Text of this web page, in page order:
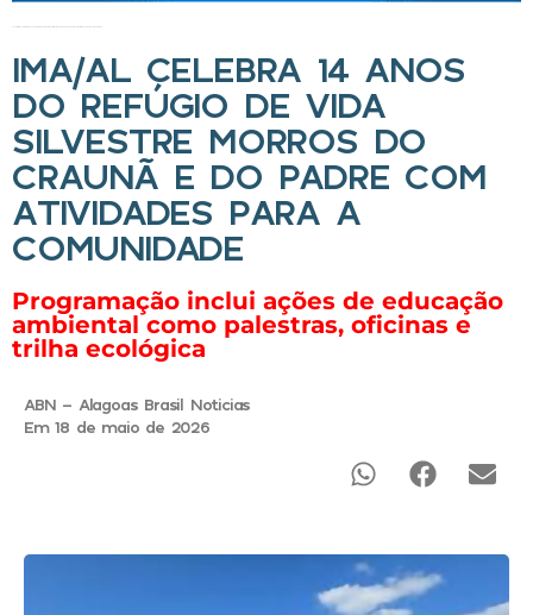
IMA/AL CELEBRA 14 ANOS
DO REFÚGIO DE VIDA
SILVESTRE MORROS DO
CRAUNÃ E DO PADRE COM
ATIVIDADES PARA A
COMUNIDADE
Programação inclui ações de educação
ambiental como palestras, oficinas e
trilha ecológica
ABN - Alagoas Brasil Noticias
Em 18 de maio de 2026